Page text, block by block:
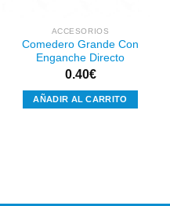
ACCESORIOS
Comedero Grande Con
Enganche Directo
0.40€
AÑADIR AL CARRITO